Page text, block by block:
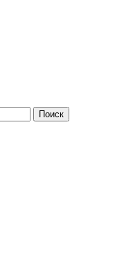
Поиск